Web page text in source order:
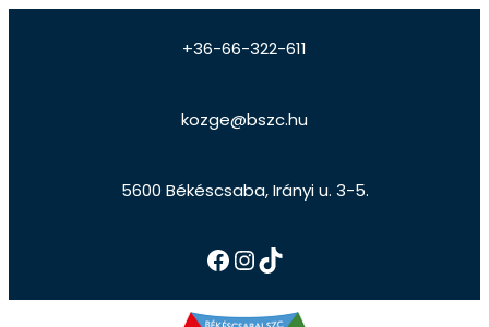
+36-66-322-611
kozge@bszc.hu
5600 Békéscsaba, Irányi u. 3-5.